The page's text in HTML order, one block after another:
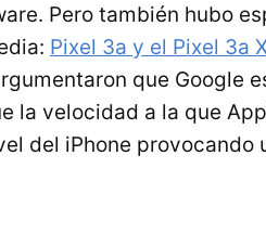
Pero también hubo
Pixel 3a y el Pixel 3a
que Google
la velocidad a la que
del iPhone provocando